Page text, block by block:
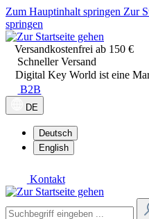
Zum Hauptinhalt springen Zur
springen
Versandkostenfrei ab 150 €
Schneller Versand
Digital Key World ist eine
B2B
DE
Deutsch
English
Kontakt